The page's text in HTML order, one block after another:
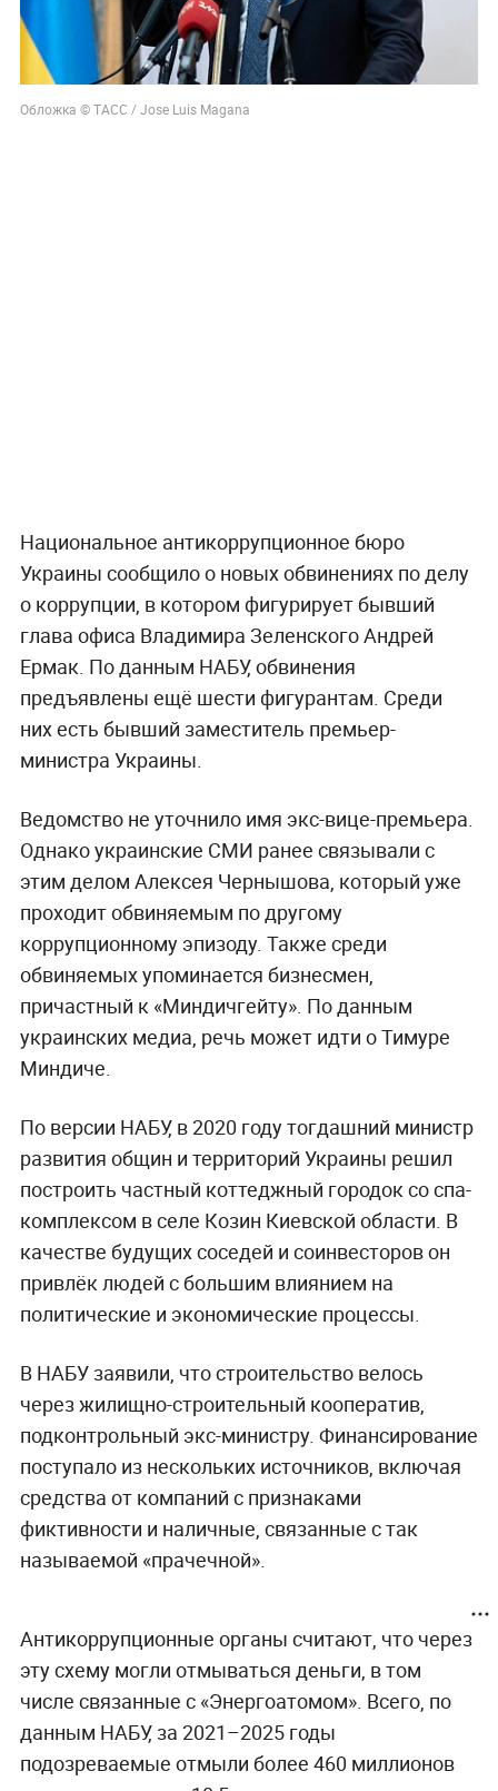
Обложка © ТАСС / Jose Luis Magana
Национальное антикоррупционное бюро
Украины сообщило о новых обвинениях по делу
о коррупции, в котором фигурирует бывший
глава офиса Владимира Зеленского Андрей
Ермак. По данным НАБУ, обвинения
предъявлены ещё шести фигурантам. Среди
них есть бывший заместитель премьер-
министра Украины.
Ведомство не уточнило имя экс-вице-премьера.
Однако украинские СМИ ранее связывали с
этим делом Алексея Чернышова, который уже
проходит обвиняемым по другому
коррупционному эпизоду. Также среди
обвиняемых упоминается бизнесмен,
причастный к «Миндичгейту». По данным
украинских медиа, речь может идти о Тимуре
Миндиче.
По версии НАБУ, в 2020 году тогдашний министр
развития общин и территорий Украины решил
построить частный коттеджный городок со спа-
комплексом в селе Козин Киевской области. В
качестве будущих соседей и соинвесторов он
привлёк людей с большим влиянием на
политические и экономические процессы.
В НАБУ заявили, что строительство велось
через жилищно-строительный кооператив,
подконтрольный экс-министру. Финансирование
поступало из нескольких источников, включая
средства от компаний с признаками
фиктивности и наличные, связанные с так
называемой «прачечной».
Антикоррупционные органы считают, что через
эту схему могли отмываться деньги, в том
числе связанные с «Энергоатомом». Всего, по
данным НАБУ, за 2021–2025 годы
подозреваемые отмыли более 460 миллионов